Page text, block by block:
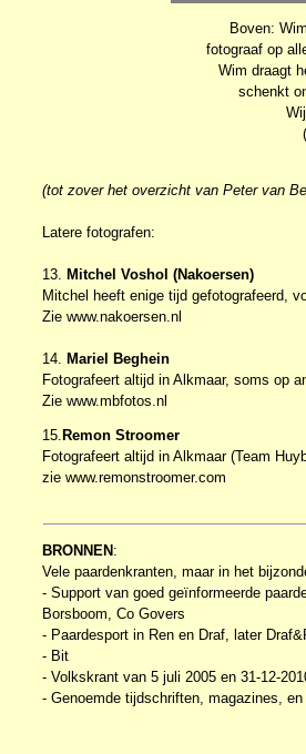
Boven:
fotograaf op
Wim draagt
schenkt
(tot zover het overzicht van Peter van
Latere fotografen:
13.Mitchel Voshol (Nakoersen)
Mitchel heeft enige tijd gefotografeerd,
Zie www.nakoersen.nl
14.Mariel Beghein
Fotografeert altijd in Alkmaar, soms op
Zie www.mbfotos.nl
15. Remon Stroomer
Fotografeert altijd in Alkmaar (Team
zie www.remonstroomer.com
BRONNEN :
Vele paardenkranten, maar in het
- Support van goed geïnformeerde
Borsboom, Co Govers
- Paardesport in Ren en Draf, later
- Bit
- Volkskrant van 5 juli 2005 en 31-12-
- Genoemde tijdschriften, magazines,